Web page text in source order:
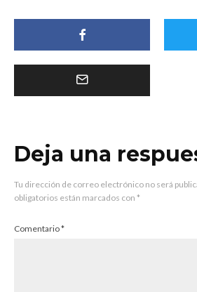
Deja una
Tu dirección de correo electrónico no será
obligatorios están marcados con *
Comentario*